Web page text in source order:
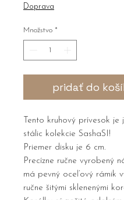
Doprava
Množstvo *
pridať do
Tento kruhový prívesok je
stálic kolekcie SashaSI!
Priemer disku je 6 cm.
Precízne ručne vyrobený
má pevný oceľový rámik
ručne šitými sklenenými